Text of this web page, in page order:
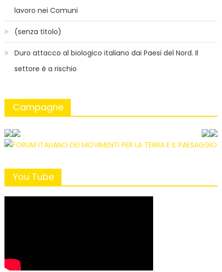
lavoro nei Comuni
(senza titolo)
Duro attacco al biologico italiano dai Paesi del Nord. Il
settore è a rischio
Campagne
You Tube